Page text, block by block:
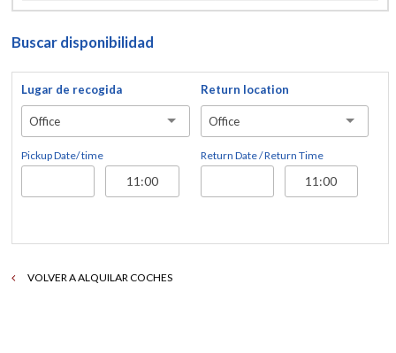
Buscar disponibilidad
Lugar de recogida
Office
Pickup Date/ time
Return location
Office
Return Date / Return Time
VOLVER A ALQUILAR COCHES